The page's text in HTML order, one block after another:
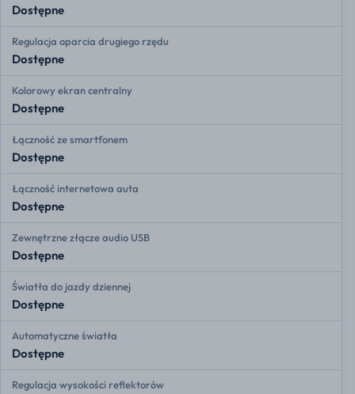
Dostępne
Regulacja oparcia drugiego rzędu
Dostępne
Kolorowy ekran centralny
Dostępne
Łączność ze smartfonem
Dostępne
Łączność internetowa auta
Dostępne
Zewnętrzne złącze audio USB
Dostępne
Światła do jazdy dziennej
Dostępne
Automatyczne światła
Dostępne
Regulacja wysokości reflektorów